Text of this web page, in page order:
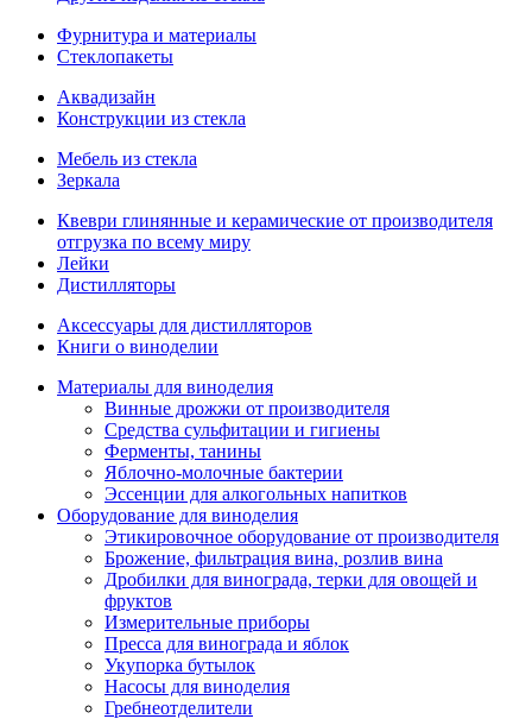
Фурнитура и материалы
Стеклопакеты
Аквадизайн
Конструкции из стекла
Мебель из стекла
Зеркала
Квеври глинянные и керамические от производителя
отгрузка по всему миру
Лейки
Дистилляторы
Аксессуары для дистилляторов
Книги о виноделии
Материалы для виноделия
Винные дрожжи от производителя
Средства сульфитации и гигиены
Ферменты, танины
Яблочно-молочные бактерии
Эссенции для алкогольных напитков
Оборудование для виноделия
Этикировочное оборудование от производителя
Брожение, фильтрация вина, розлив вина
Дробилки для винограда, терки для овощей и
фруктов
Измерительные приборы
Пресса для винограда и яблок
Укупорка бутылок
Насосы для виноделия
Гребнеотделители